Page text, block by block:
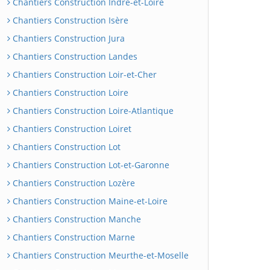
Chantiers Construction Isère
Chantiers Construction Jura
Chantiers Construction Landes
Chantiers Construction Loir-et-Cher
Chantiers Construction Loire
Chantiers Construction Loire-Atlantique
Chantiers Construction Loiret
Chantiers Construction Lot
Chantiers Construction Lot-et-Garonne
Chantiers Construction Lozère
Chantiers Construction Maine-et-Loire
Chantiers Construction Manche
Chantiers Construction Marne
Chantiers Construction Meurthe-et-Moselle